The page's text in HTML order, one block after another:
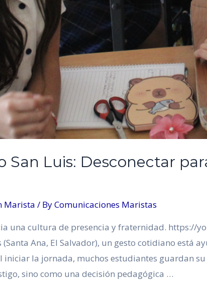
San Luis: Desconectar
Marista / ByComunicaciones Maristas
una cultura de presencia y fraternidad. https://
(Santa Ana, El Salvador), un gesto cotidiano está
la jornada, muchos estudiantes guardan su
sino como una decisión pedagógica …